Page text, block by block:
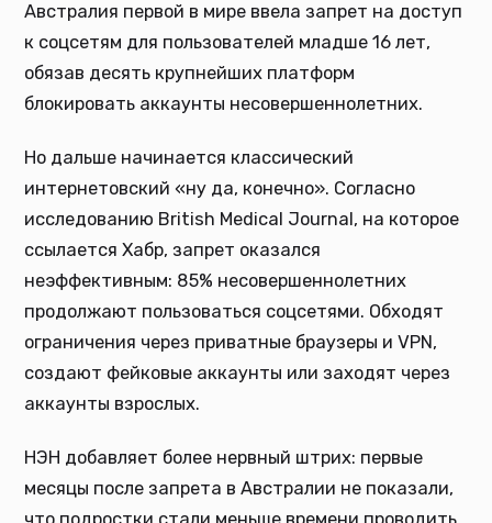
Австралия первой в мире ввела запрет на доступ
к соцсетям для пользователей младше 16 лет,
обязав десять крупнейших платформ
блокировать аккаунты несовершеннолетних.
Но дальше начинается классический
интернетовский «ну да, конечно». Согласно
исследованию British Medical Journal, на которое
ссылается Хабр, запрет оказался
неэффективным: 85% несовершеннолетних
продолжают пользоваться соцсетями. Обходят
ограничения через приватные браузеры и VPN,
создают фейковые аккаунты или заходят через
аккаунты взрослых.
НЭН добавляет более нервный штрих: первые
месяцы после запрета в Австралии не показали,